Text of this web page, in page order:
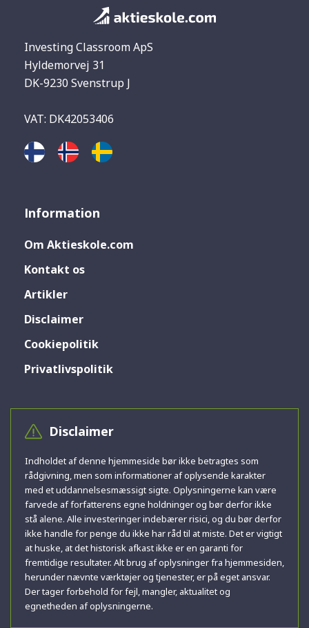
Investing Classroom ApS
Hyldemorvej 31
DK-9230 Svenstrup J
VAT: DK42053406
Information
Om Aktieskole.com
Kontakt os
Artikler
Disclaimer
Cookiepolitik
Privatlivspolitik
Disclaimer
Indholdet af denne hjemmeside bør ikke betragtes som
rådgivning, men som informationer af oplysende karakter
med et uddannelsesmæssigt sigte. Oplysningerne kan være
farvede af forfatterens egne holdninger og bør derfor ikke
stå alene. Alle investeringer indebærer risici, og du bør derfor
ikke handle for penge du ikke har råd til at miste. Det er vigtigt
at huske, at det historisk afkast ikke er en garanti for
fremtidige resultater. Alt brug af oplysninger fra hjemmesiden,
herunder nævnte værktøjer og tjenester, er på eget ansvar.
Der tager forbehold for fejl, mangler, aktualitet og
egnetheden af oplysningerne.